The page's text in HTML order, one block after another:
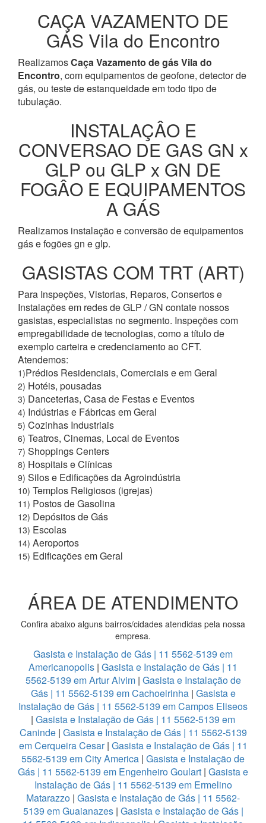
CAÇA VAZAMENTO DE
GÁS Vila do Encontro
RealizamosCaça Vazamento de gás Vila do
Encontro, com equipamentos de geofone, detector de
gás, ou teste de estanqueidade em todo tipo de
tubulação.
INSTALAÇÂO E
CONVERSAO DE GAS GN x
GLP ou GLP x GN DE
FOGÂO E EQUIPAMENTOS
A GÁS
Realizamos instalação e conversão de equipamentos
gás e fogões gn e glp.
GASISTAS COM TRT (ART)
Para Inspeções, Vistorias, Reparos, Consertos e
Instalações em redes de GLP / GN contate nossos
gasistas, especialistas no segmento. Inspeções com
empregabilidade de tecnologias, como a título de
exemplo carteira e credenciamento ao CFT.
Atendemos:
1)Prédios Residenciais, Comerciais e em Geral
2) Hotéis, pousadas
3) Danceterias, Casa de Festas e Eventos
4) Indústrias e Fábricas em Geral
5) Cozinhas Industriais
6) Teatros, Cinemas, Local de Eventos
7) Shoppings Centers
8) Hospitais e Clínicas
9) Silos e Edificações da Agroindústria
10) Templos Religiosos (igrejas)
11) Postos de Gasolina
12) Depósitos de Gás
13) Escolas
14) Aeroportos
15) Edificações em Geral
ÁREA DE ATENDIMENTO
Confira abaixo alguns bairros/cidades atendidas pela nossa
empresa.
Gasista e Instalação de Gás | 11 5562-5139 em
Americanopolis | Gasista e Instalação de Gás | 11
5562-5139 em Artur Alvim | Gasista e Instalação de
Gás | 11 5562-5139 em Cachoeirinha| Gasista e
Instalação de Gás | 11 5562-5139 em Campos Eliseos
| Gasista e Instalação de Gás | 11 5562-5139 em
Caninde| Gasista e Instalação de Gás | 11 5562-5139
em Cerqueira Cesar| Gasista e Instalação de Gás | 11
5562-5139 em City America | Gasista e Instalação de
Gás | 11 5562-5139 em Engenheiro Goulart | Gasista e
Instalação de Gás | 11 5562-5139 em Ermelino
Matarazzo | Gasista e Instalação de Gás | 11 5562-
5139 em Guaianazes| Gasista e Instalação de Gás |